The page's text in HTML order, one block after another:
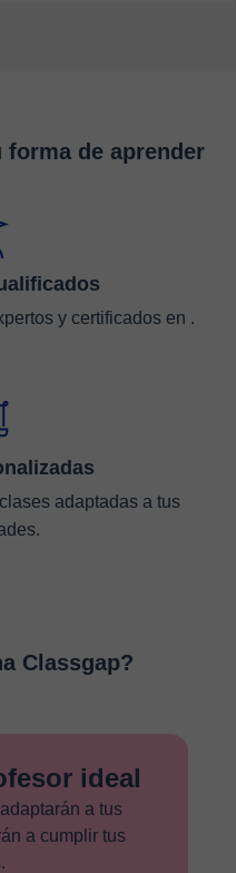
forma de aprender
y certificados en .
adaptadas a tus
Classgap?
ideal
a tus
a cumplir tus